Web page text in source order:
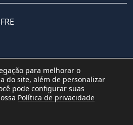
para melhorar o
do site, além de personalizar
pode configurar suas
Política de privacidade